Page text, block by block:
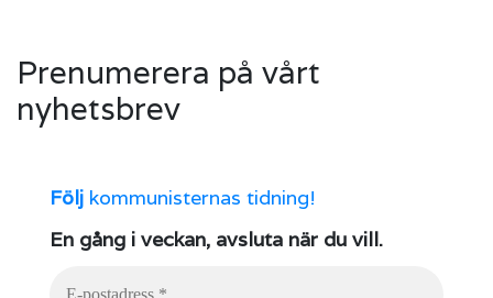
Prenumerera på vårt
nyhetsbrev
Följ kommunisternas tidning!
En gång i veckan, avsluta när du vill.